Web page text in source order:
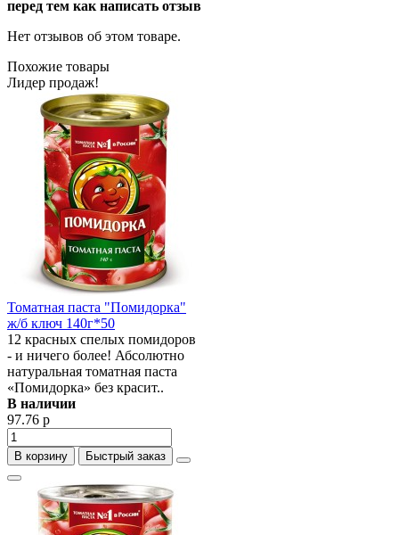
перед тем как написать отзыв
Нет отзывов об этом товаре.
Похожие товары
Лидер продаж!
Томатная паста "Помидорка"
ж/б ключ 140г*50
12 красных спелых помидоров
- и ничего более! Абсолютно
натуральная томатная паста
«Помидорка» без красит..
В наличии
97.76 р
В корзину Быстрый заказ